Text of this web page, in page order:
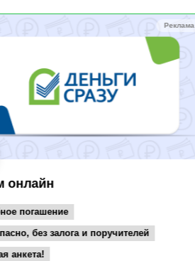
Реклама
онлайн
погашение
без залога и поручителей
анкета!